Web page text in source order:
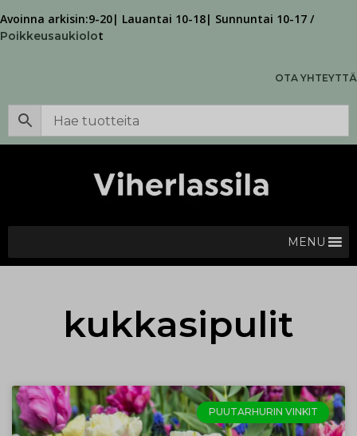
Avoinna arkisin:9-20| Lauantai 10-18| Sunnuntai 10-17 /
Poikkeusaukiolot
OTA YHTEYTTÄ
MENU
kukkasipulit
PUUTARHURIN VINKIT